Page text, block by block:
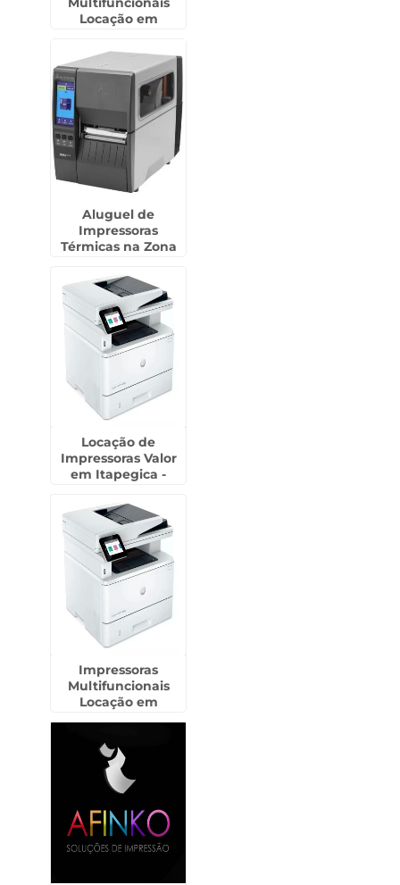
Locação em
Aluguel de
Impressoras
Térmicas na Zona
Locação de
Impressoras Valor
em Itapegica -
Impressoras
Multifuncionais
Locação em